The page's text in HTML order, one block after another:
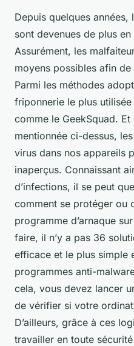
Depuis quelques
sont devenues de plus
Assurément, les
moyens possibles afin
Parmi les méthodes
friponnerie le plus
comme le GeekSquad. Et
mentionnée ci-dessus,
virus dans nos appareils
inaperçus. Connaissant
d’infections, il se peut
comment se protéger ou
programme d’arnaque
faire, il n’y a pas 36
efficace et le plus simple
programmes anti-
cela, vous devez lancer
de vérifier si votre
D’ailleurs, grâce à ces
travailler en toute